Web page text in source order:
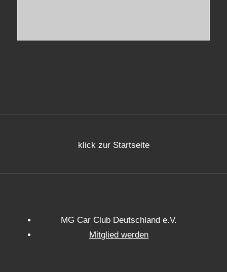
klick zur Startseite
MG Car Club Deutschland e.V.
Mitglied werden